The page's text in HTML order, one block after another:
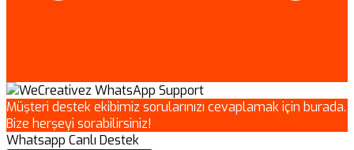
Müşteri destek ekibimiz sorularınızı cevaplamak için burada.
Bize herşeyi sorabilirsiniz!
Whatsapp Canlı Destek